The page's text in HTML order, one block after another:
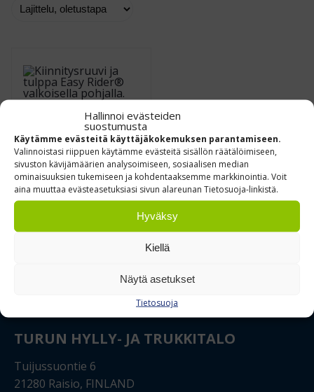
Hallinnoi evästeiden
suostumusta
Käytämme evästeitä käyttäjäkokemuksen parantamiseen.
Valinnoistasi riippuen käytämme evästeitä sisällön räätälöimiseen,
sivuston kävijämäärien analysoimiseen, sosiaalisen median
ominaisuuksien tukemiseen ja kohdentaaksemme markkinointia. Voit
aina muuttaa evästeasetuksiasi sivun alareunan Tietosuoja-linkistä.
Hyväksy
Kiellä
Näytä asetukset
Tietosuoja
Kiinnitysruuvi ja
tulppa Easy Rider®
€1,40 0 % ALV/ kpl
TURUN HYLLY- JA TRUKKITALO
Tuijussuontie 6
21280 Raisio, FINLAND